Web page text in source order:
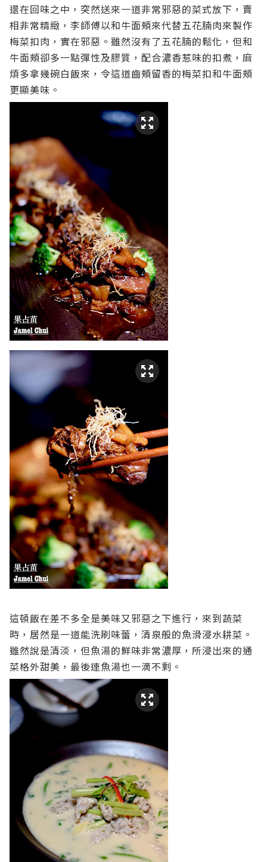
還在回味之中，突然送來一道非常邪惡的菜式放下，賣
相非常精緻，李師傅以和牛面頰來代替五花腩肉來製作
梅菜扣肉，實在邪惡。雖然沒有了五花腩的鬆化，但和
牛面頰卻多一點彈性及膠質，配合濃香惹味的扣煮，麻
煩多拿幾碗白飯來，令這道齒頰留香的梅菜扣和牛面頰
更顯美味。
這頓飯在差不多全是美味又邪惡之下進行，來到蔬菜
時，居然是一道能洗刷味蕾，清泉般的魚滑浸水耕菜。
雖然說是清淡，但魚湯的鮮味非常濃厚，所浸出來的通
菜格外甜美，最後連魚湯也一滴不剩。